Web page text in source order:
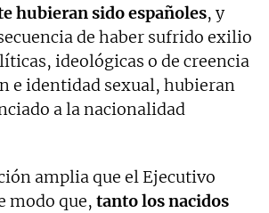
hubieran sido españoles, y
de haber sufrido exilio
ideológicas o de creencia
e identidad sexual, hubieran
a la nacionalidad
amplia que el Ejecutivo
modo que, tanto los nacidos